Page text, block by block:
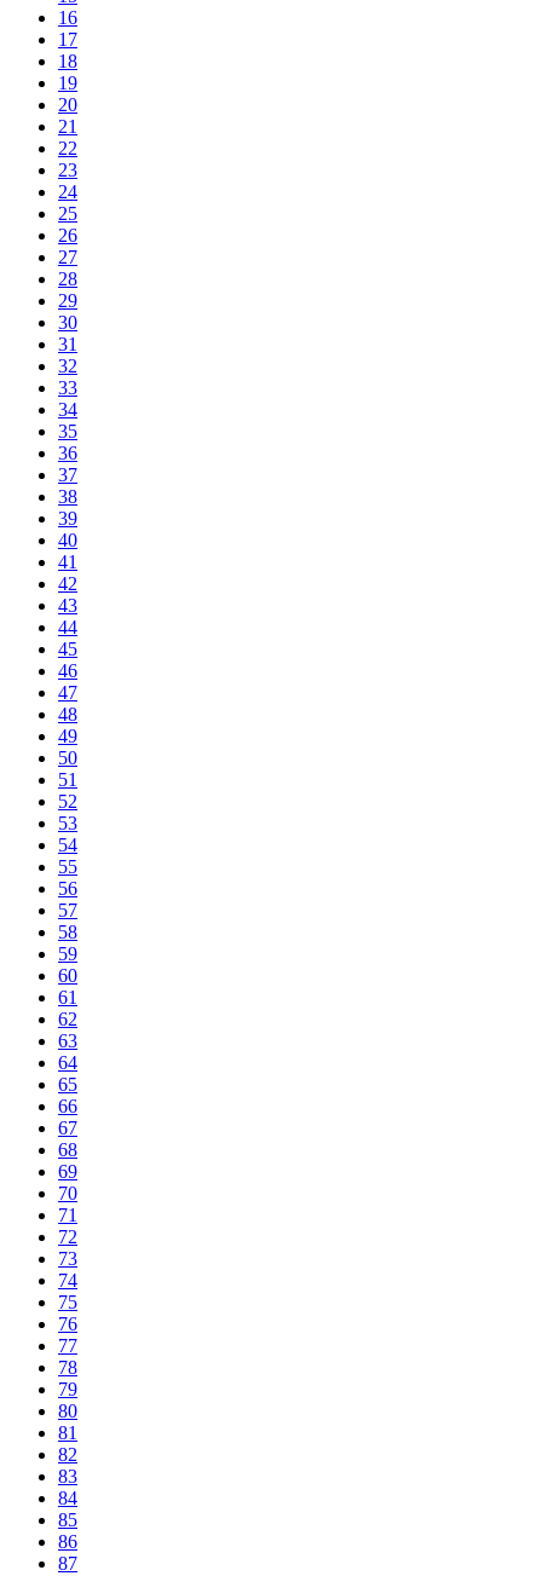
16
17
18
19
20
21
22
23
24
25
26
27
28
29
30
31
32
33
34
35
36
37
38
39
40
41
42
43
44
45
46
47
48
49
50
51
52
53
54
55
56
57
58
59
60
61
62
63
64
65
66
67
68
69
70
71
72
73
74
75
76
77
78
79
80
81
82
83
84
85
86
87